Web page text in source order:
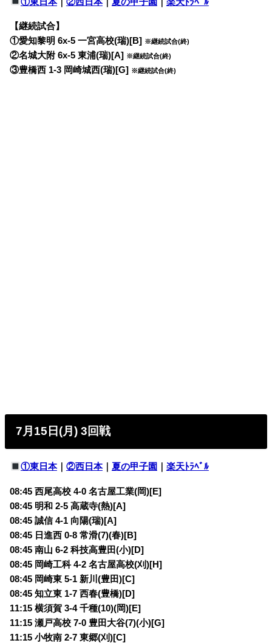
【継続試合】
①愛知黎明 6x-5 一宮高校(瑞)[B] ※継続試合(終)
②名城大附 6x-5 東浦(瑞)[A] ※継続試合(終)
③豊橋西 1-3 岡崎城西(瑞)[G] ※継続試合(終)
7月15日(月) 3回戦
①東日本｜ ②西日本｜ 夏の甲子園 ｜ 楽天ﾄﾗﾍﾞﾙ
08:45 西尾高校 4-0 名古屋工業(岡)[E]
08:45 明和 2-5 高蔵寺(熱)[A]
08:45 誠信 4-1 向陽(瑞)[A]
08:45 日進西 0-8 常滑(7)(春)[B]
08:45 南山 6-2 科技高豊田(小)[D]
08:45 岡崎工科 4-2 名古屋高校(刈)[H]
08:45 岡崎東 5-1 新川(豊田)[C]
08:45 知立東 1-7 西春(豊橋)[D]
11:15 横須賀 3-4 千種(10)(岡)[E]
11:15 瀬戸高校 7-0 豊田大谷(7)(小)[G]
11:15 小牧南 2-7 東郷(刈)[C]